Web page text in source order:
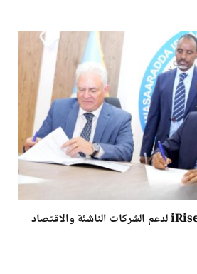
شراكة الصومال وiRise Hub لدعم الشركات الناشئة والاقتصاد